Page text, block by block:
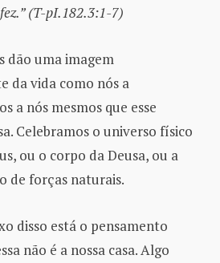
(T-pI.182.3:1-7)
dão uma imagem
da vida como nós a
a nós mesmos que esse
Celebramos o universo físico
ou o corpo da Deusa, ou a
de forças naturais.
disso está o pensamento
não é a nossa casa. Algo